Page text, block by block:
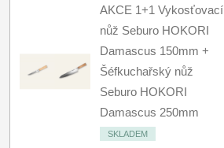
AKCE 1+1 Vykosťovací
nůž Seburo HOKORI
Damascus 150mm +
Šéfkuchařský nůž
Seburo HOKORI
Damascus 250mm
SKLADEM